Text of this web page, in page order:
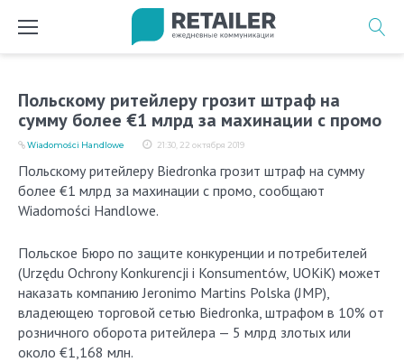
Польскому ритейлеру грозит штраф на
сумму более €1 млрд за махинации с промо
21:30, 22 октября 2019
Wiadomości Handlowe
Польскому ритейлеру Biedronka грозит штраф на сумму
более €1 млрд за махинации с промо, сообщают
Wiadomości Handlowe.
Польское Бюро по защите конкуренции и потребителей
(Urzędu Ochrony Konkurencji i Konsumentów, UOKiK) может
наказать компанию Jeronimo Martins Polska (JMP),
владеющею торговой сетью Biedronka, штрафом в 10% от
розничного оборота ритейлера — 5 млрд злотых или
около €1,168 млн.